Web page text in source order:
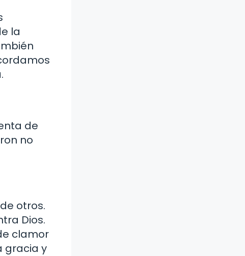
la
de
no
otros.
Dios.
clamor
gracia y